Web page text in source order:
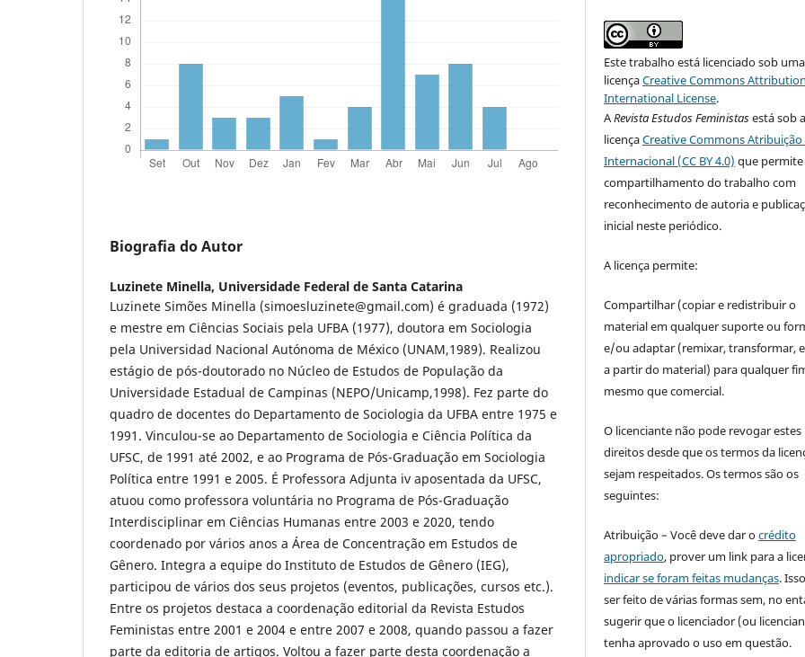
Biografia do Autor
Luzinete Minella, Universidade Federal de Santa Catarina
Luzinete Simões Minella (simoesluzinete@gmail.com) é graduada (1972)
e mestre em Ciências Sociais pela UFBA (1977), doutora em Sociologia
pela Universidad Nacional Autónoma de México (UNAM,1989). Realizou
estágio de pós-doutorado no Núcleo de Estudos de População da
Universidade Estadual de Campinas (NEPO/Unicamp,1998). Fez parte do
quadro de docentes do Departamento de Sociologia da UFBA entre 1975 e
1991. Vinculou-se ao Departamento de Sociologia e Ciência Política da
UFSC, de 1991 até 2002, e ao Programa de Pós-Graduação em Sociologia
Política entre 1991 e 2005. É Professora Adjunta iv aposentada da UFSC,
atuou como professora voluntária no Programa de Pós-Graduação
Interdisciplinar em Ciências Humanas entre 2003 e 2020, tendo
coordenado por vários anos a Área de Concentração em Estudos de
Gênero. Integra a equipe do Instituto de Estudos de Gênero (IEG),
participou de vários dos seus projetos (eventos, publicações, cursos etc.).
Entre os projetos destaca a coordenação editorial da Revista Estudos
Feministas entre 2001 e 2004 e entre 2007 e 2008, quando passou a fazer
parte da editoria de artigos. Voltou a fazer parte desta coordenação a
Este trabalho está licenciado sob uma
licençaCreative Commons
International License.
ARevista Estudos Feministasestá sob a
licençaCreative Commons Atribuição
Internacional (CC BY 4.0) que
compartilhamento do trabalho com
reconhecimento de autoria e
inicial neste periódico.
A licença permite:
Compartilhar (copiar e redistribuir o
material em qualquer suporte ou
e/ou adaptar (remixar, transformar,
a partir do material) para qualquer
mesmo que comercial.
O licenciante não pode revogar estes
direitos desde que os termos da
sejam respeitados. Os termos são os
seguintes:
Atribuição – Você deve dar ocrédito
apropriado, prover um link para a
indicar se foram feitas mudanças.
ser feito de várias formas sem, no
sugerir que o licenciador (ou
tenha aprovado o uso em questão.